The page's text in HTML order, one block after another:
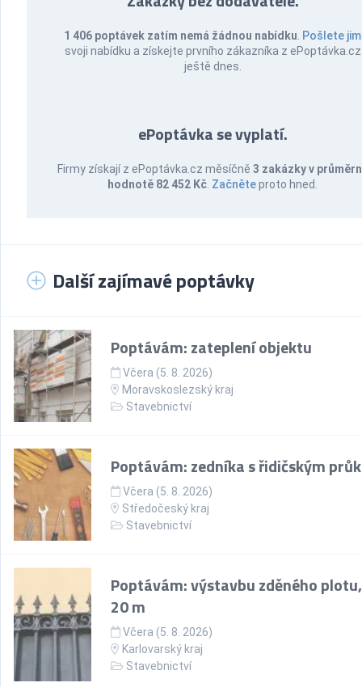
1 406 poptávek zatím nemá žádnou nabídku Pošlete jim
svoji nabídku a získejte prvního zákazníka z ePoptávka.cz
ještě dnes.
ePoptávka se vyplatí.
Firmy získají z ePoptávka.cz měsíčně 3 zakázky v
hodnotě 82 452 Kč Začněteproto hned.
Další zajímavé poptávky
Poptávám: zateplení objektu
Včera (5. 8. 2026)
Moravskoslezský kraj
Stavebnictví
Poptávám: zedníka s řidičským
Včera (5. 8. 2026)
Středočeský kraj
Stavebnictví
Poptávám: výstavbu zděného
20 m
Včera (5. 8. 2026)
Karlovarský kraj
Stavebnictví